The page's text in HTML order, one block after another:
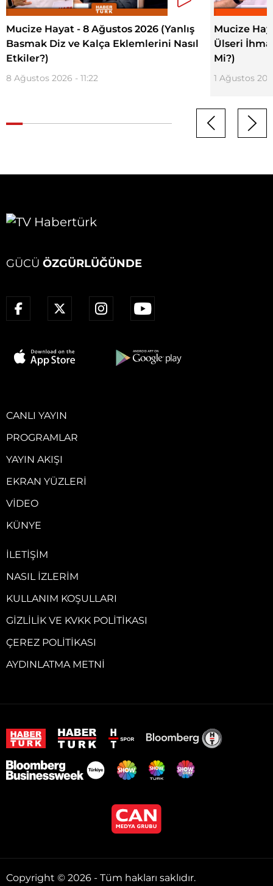
Mucize Hayat - 8 Ağustos 2026 (Yanlış
Basmak Diz ve Kalça Eklemlerini Nasıl
Etkiler?)
8 Ağustos 2026 - 11:22
Mucize
Ülseri
Mi?)
1 Ağustos
GÜCÜ ÖZGÜRLÜĞÜNDE
CANLI YAYIN
PROGRAMLAR
YAYIN AKIŞI
EKRAN YÜZLERI
VIDEO
KÜNYE
İLETIŞIM
NASIL İZLERIM
KULLANIM KOŞULLARI
GIZLILIK VE KVKK POLITIKASI
ÇEREZ POLITIKASI
AYDINLATMA METNI
Copyright © 2026 - Tüm hakları saklıdır.